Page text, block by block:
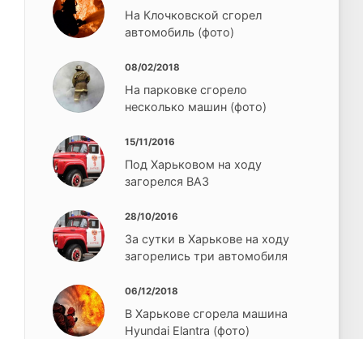
На Клочковской сгорел
автомобиль (фото)
08/02/2018
На парковке сгорело
несколько машин (фото)
15/11/2016
Под Харьковом на ходу
загорелся ВАЗ
28/10/2016
За сутки в Харькове на ходу
загорелись три автомобиля
06/12/2018
В Харькове сгорела машина
Hyundai Elantra (фото)